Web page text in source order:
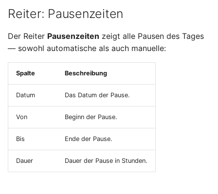
Reiter: Pausenzeiten
Der Reiter Pausenzeiten zeigt alle Pausen des Tages
— sowohl automatische als auch manuelle:
Spalte Beschreibung
Datum Das Datum der Pause.
Von Beginn der Pause.
Bis Ende der Pause.
Dauer Dauer der Pause in Stunden.